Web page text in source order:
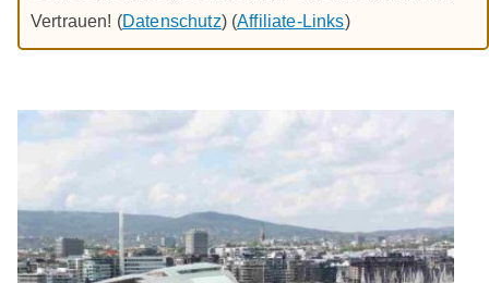
Vertrauen! (Datenschutz) (Affiliate-Links)